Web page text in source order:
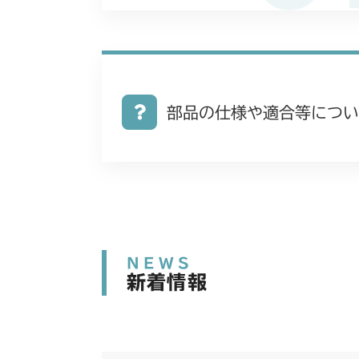
部品の仕様や適合等につ
NEWS
新着情報